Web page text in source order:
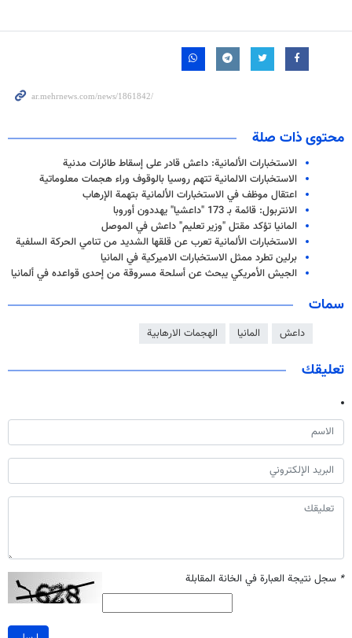
محتوى ذات صلة
الاستخبارات الألمانية: داعش قادر على إسقاط طائرات مدنية
الاستخبارات الالمانية تتهم روسيا بالوقوف وراء هجمات معلوماتية
اعتقال موظف في الاستخبارات الألمانية بتهمة الإرهاب
الانتربول: قائمة بـ 173 "داعشيا" يهددون أوروبا
المانيا تؤكد مقتل "وزير تعليم" داعش في الموصل
الاستخبارات الألمانية تعرب عن قلقها الشديد من تنامي الحركة السلفية
برلين تطرد ممثل الاستخبارات الاميركية في المانيا
الجيش الأمريكي يبحث عن أسلحة مسروقة من إحدى قواعده في ألمانيا
سمات
داعش المانيا الهجمات الارهابية
تعليقك
* سجل نتيجة العبارة في الخانة المقابلة